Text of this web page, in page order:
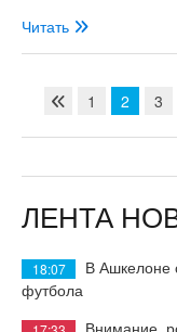
Читать
1 2 3
ЛЕНТА
18:07
В Ашкелоне
футбола